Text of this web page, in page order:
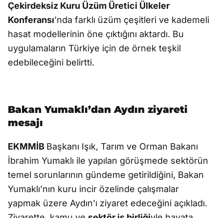
Çekirdeksiz Kuru Üzüm Üretici Ülkeler
Konferansı’nda farklı üzüm çeşitleri ve kademeli
hasat modellerinin öne çıktığını aktardı. Bu
uygulamaların Türkiye için de örnek teşkil
edebileceğini belirtti.
Bakan Yumaklı’dan Aydın ziyareti
mesajı
EKMMİB Başkanı Işık, Tarım ve Orman Bakanı
İbrahim Yumaklı ile yapılan görüşmede sektörün
temel sorunlarının gündeme getirildiğini, Bakan
Yumaklı’nın kuru incir özelinde çalışmalar
yapmak üzere Aydın’ı ziyaret edeceğini açıkladı.